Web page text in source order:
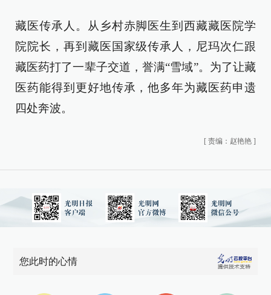
藏医传承人。从乡村赤脚医生到西藏藏医院学
院院长，再到藏医国家级传承人，尼玛次仁跟
藏医药打了一辈子交道，誉满“雪域”。为了让藏
医药能得到更好地传承，他多年为藏医药申遗
四处奔波。
[ 责编：赵艳艳 ]
您此时的心情